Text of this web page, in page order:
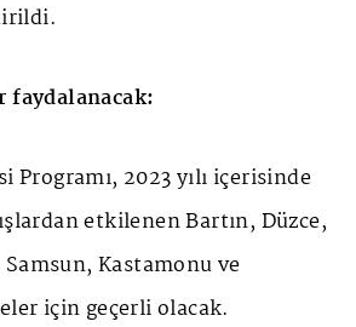
faydalanacak:
Programı, 2023 yılı içerisinde
etkilenen Bartın, Düzce,
Kastamonu ve
için geçerli olacak.